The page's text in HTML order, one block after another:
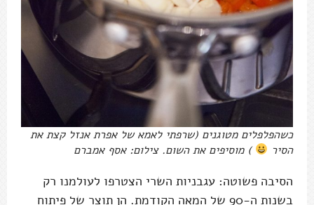
כשהפלפלים מטוגנים (שרפתי לאמא של אפרת אנזל קצת את
הסיר
) מוסיפים את השום. צילום: אסף אמברם
הסיבה פשוטה: עגבניות השרי הצטרפו לעולמנו רק
בשנות ה-90 של המאה הקודמת. הן תוצר של פיתוח